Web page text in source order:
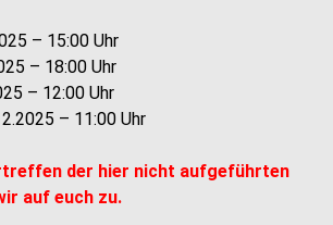
– 15:00 Uhr
– 18:00 Uhr
– 12:00 Uhr
– 11:00 Uhr
der hier nicht aufgeführten
auf euch zu.